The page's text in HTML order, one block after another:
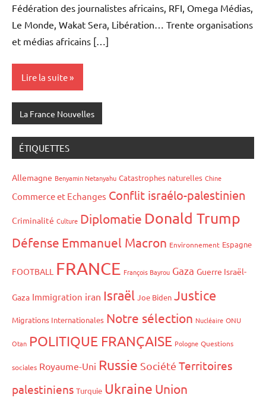
Fédération des journalistes africains, RFI, Omega Médias,
Le Monde, Wakat Sera, Libération… Trente organisations
et médias africains […]
Lire la suite
La France Nouvelles
ÉTIQUETTES
Allemagne Benyamin Netanyahu Catastrophes naturelles Chine
Commerce et Echanges Conflit israélo-palestinien
Criminalité Culture Diplomatie Donald Trump
Défense Emmanuel Macron Environnement Espagne
FOOTBALL FRANCE François Bayrou Gaza Guerre Israël-
Gaza Immigration iran Israël Joe Biden Justice
Migrations Internationales Notre sélection Nucléaire ONU
Otan POLITIQUE FRANÇAISE Pologne Questions
sociales Royaume-Uni Russie Société Territoires
palestiniens Turquie Ukraine Union